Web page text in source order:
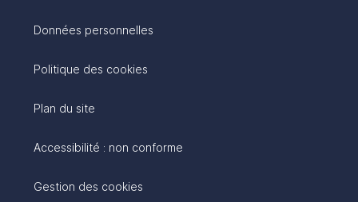
Données personnelles
Politique des cookies
Plan du site
Accessibilité : non conforme
Gestion des cookies